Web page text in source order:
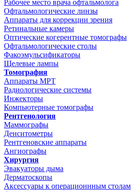
Рабочее место врача офтальмолога
Офтальмологические линзы
Аппараты для коррекции зрения
Ретинальные камеры
Оптические когерентные томографы
Офтальмологические столы
Факоэмульсификаторы
Щелевые лампы
Томография
Аппараты МРТ
Радиологические системы
Инжекторы
Компьютерные томографы
Рентгенология
Маммографы
Денситометры
Рентгеновские аппараты
Ангиографы
Хирургия
Эвакуаторы дыма
Дерматоскопы
Аксессуары к операционнным столам